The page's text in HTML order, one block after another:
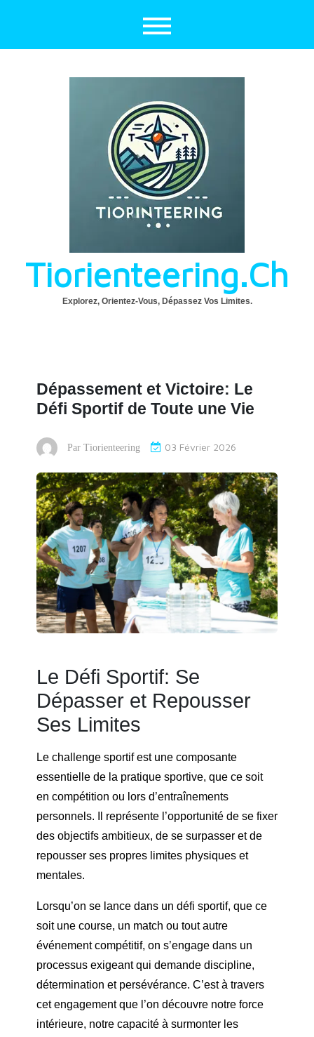
Tiorienteering.ch
Explorez, Orientez-Vous, Dépassez Vos Limites.
Dépassement et Victoire: Le
Défi Sportif de Toute une Vie
Par Tiorienteering 03 Février 2026
Le Défi Sportif: Se
Dépasser et Repousser
Ses Limites
Le challenge sportif est une composante
essentielle de la pratique sportive, que ce soit
en compétition ou lors d’entraînements
personnels. Il représente l’opportunité de se fixer
des objectifs ambitieux, de se surpasser et de
repousser ses propres limites physiques et
mentales.
Lorsqu’on se lance dans un défi sportif, que ce
soit une course, un match ou tout autre
événement compétitif, on s’engage dans un
processus exigeant qui demande discipline,
détermination et persévérance. C’est à travers
cet engagement que l’on découvre notre force
intérieure, notre capacité à surmonter les